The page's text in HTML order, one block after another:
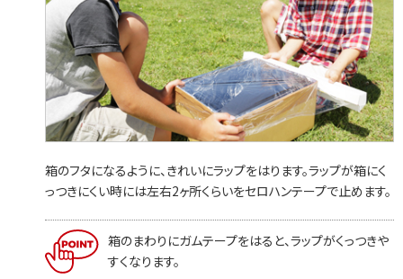
箱のフタになるように、きれいにラップをはります。ラップが箱にく
っつきにくい時には左右2ヶ所くらいをセロハンテープで止めます。
箱のまわりにガムテープをはると、ラップがくっつきや
すくなります。